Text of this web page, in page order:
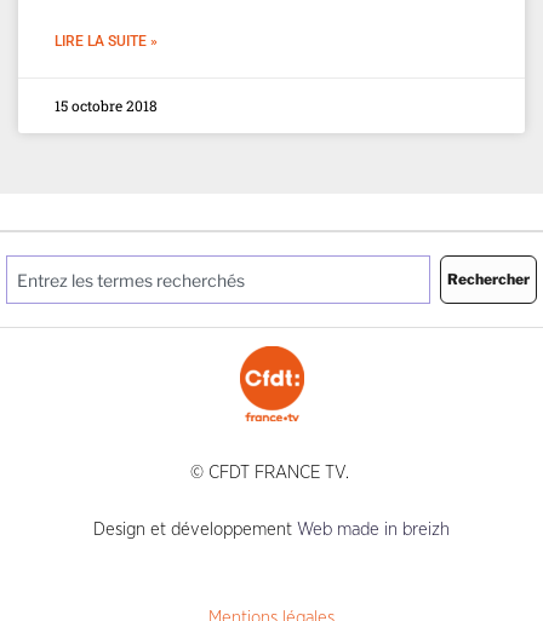
LIRE LA SUITE »
15 octobre 2018
Rechercher
© CFDT FRANCE TV.
Design et développement Web made in breizh